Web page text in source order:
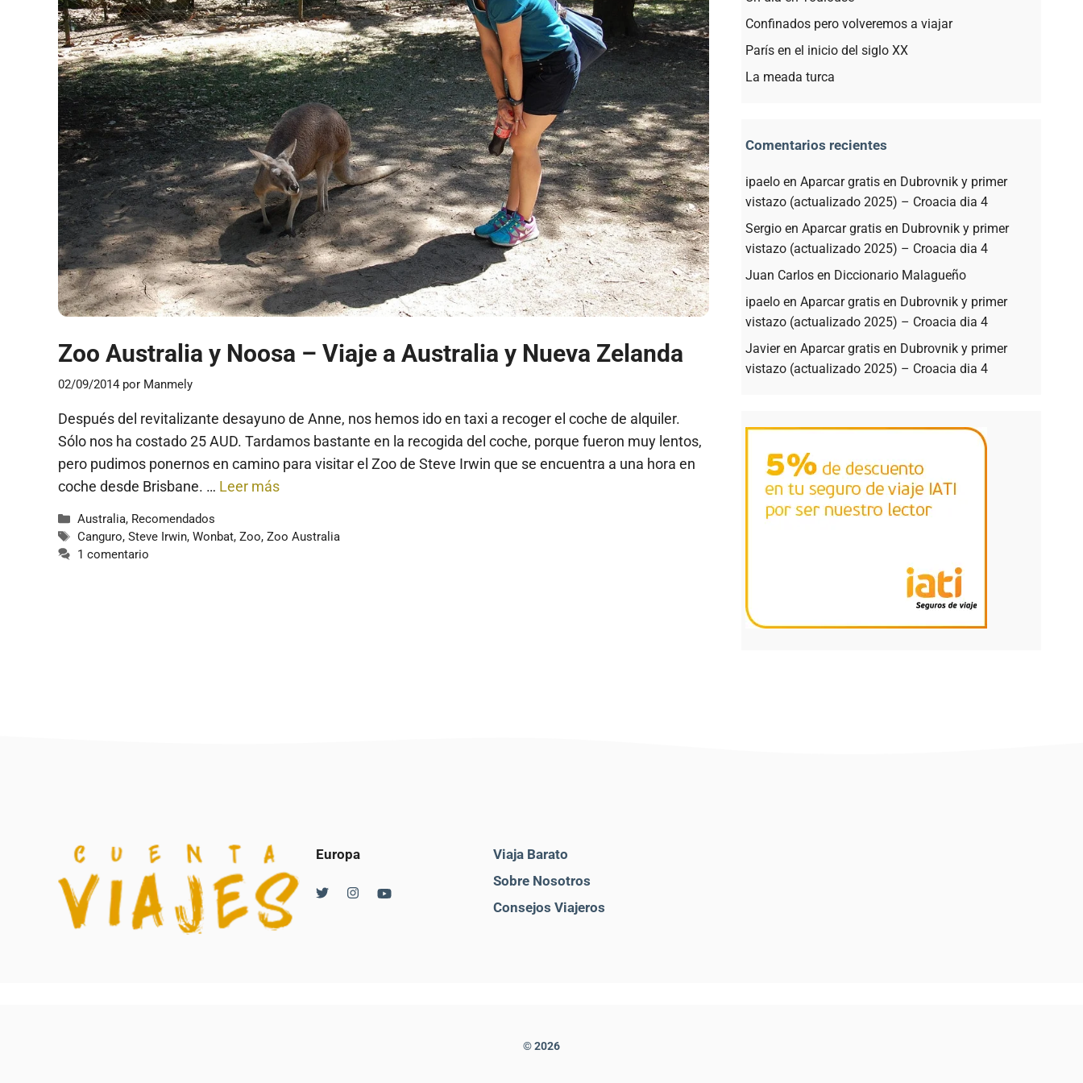
Zoo Australia y Noosa – Viaje a Australia y Nueva Zelanda
02/09/2014 por Manmely
Después del revitalizante desayuno de Anne, nos hemos ido en taxi a recoger el coche de alquiler.
Sólo nos ha costado 25 AUD. Tardamos bastante en la recogida del coche, porque fueron muy lentos,
pero pudimos ponernos en camino para visitar el Zoo de Steve Irwin que se encuentra a una hora en
coche desde Brisbane. … Leer más
Categorías
Australia, Recomendados
Etiquetas
Canguro,Steve Irwin,Wonbat,Zoo,Zoo Australia
1 comentario
Confinados pero volveremos a viajar
París en el inicio del siglo XX
La meada turca
Comentarios recientes
ipaelo en Aparcar gratis en Dubrovnik y primer
vistazo (actualizado 2025) – Croacia dia 4
Sergio en Aparcar gratis en Dubrovnik y primer
vistazo (actualizado 2025) – Croacia dia 4
Juan Carlos en Diccionario Malagueño
ipaelo en Aparcar gratis en Dubrovnik y primer
vistazo (actualizado 2025) – Croacia dia 4
Javieren Aparcar gratis en Dubrovnik y primer
vistazo (actualizado 2025) – Croacia dia 4
Europa
Viaja Barato
Sobre Nosotros
Consejos Viajeros
© 2026